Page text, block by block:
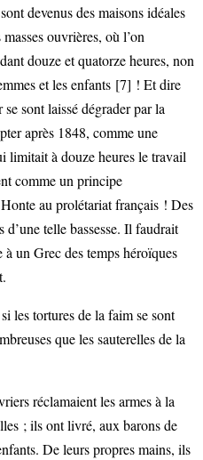
devenus des maisons idéales
ouvrières, où l’on
douze et quatorze heures, non
et les enfants [7] ! Et dire
sont laissé dégrader par la
après 1848, comme une
limitait à douze heures le travail
comme un principe
au prolétariat français ! Des
d’une telle bassesse. Il faudrait
un Grec des temps héroïques
les tortures de la faim se sont
que les sauterelles de la
réclamaient les armes à la
; ils ont livré, aux barons de
De leurs propres mains, ils